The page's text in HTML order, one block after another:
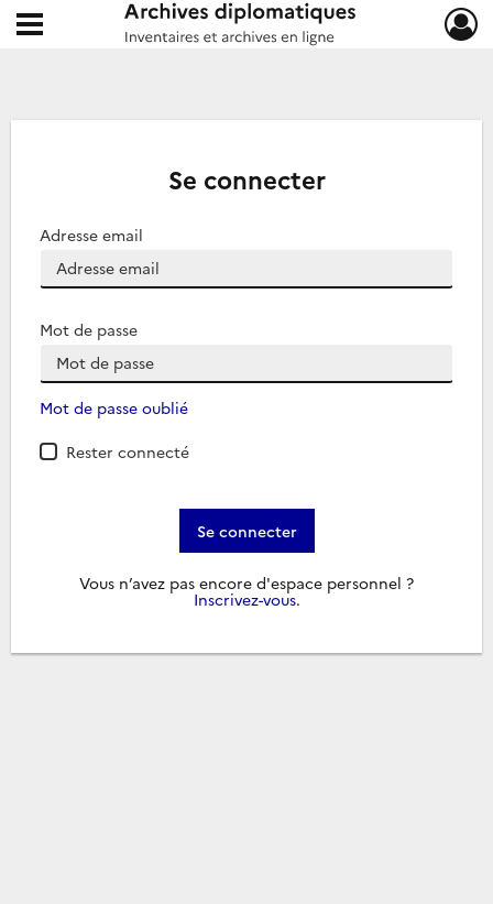
Archives diplomatiques
Ouvrir le menu déroulant
Se connecter
Adresse email
Mot de passe
Mot de passe oublié
Rester connecté
Se connecter
Vous n’avez pas encore d'espace personnel ?
Inscrivez-vous.